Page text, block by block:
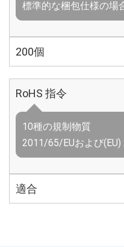
標準的な梱包仕様の場
200個
RoHS 指令
10種の規制物質
2011/65/EUおよび
適合